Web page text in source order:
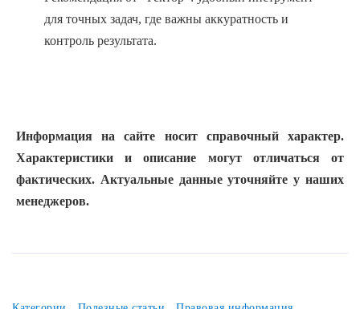
для точных задач, где важны аккуратность и
контроль результата.
Информация на сайте носит справочный характер.
Характеристики и описание могут отличаться от
фактических. Актуальные данные уточняйте у наших
менеджеров.